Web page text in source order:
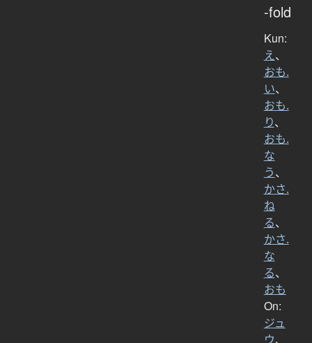
-fold
Kun:
え、
おも.
い、
おも.
り、
おも.
な
う、
かさ.
ね
る、
かさ.
な
る、
おも
On:
ジュ
ウ、